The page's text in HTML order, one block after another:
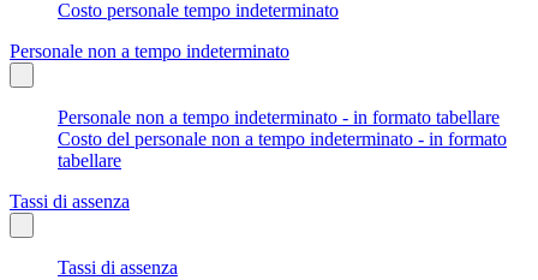
Costo personale tempo indeterminato
Personale non a tempo indeterminato
Personale non a tempo indeterminato - in formato tabellare
Costo del personale non a tempo indeterminato - in formato
tabellare
Tassi di assenza
Tassi di assenza